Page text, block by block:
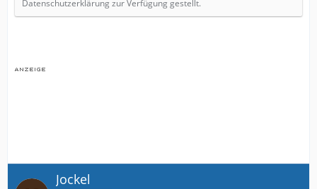
Datenschutzerklärung zur Verfügung gestellt.
Jockel